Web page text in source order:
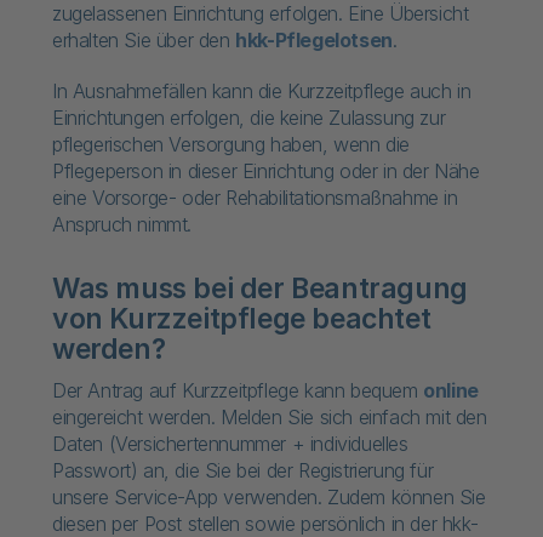
zugelassenen Einrichtung erfolgen. Eine Übersicht
erhalten Sie über den hkk-Pflegelotsen.
In Ausnahmefällen kann die Kurzzeitpflege auch in
Einrichtungen erfolgen, die keine Zulassung zur
pflegerischen Versorgung haben, wenn die
Pflegeperson in dieser Einrichtung oder in der Nähe
eine Vorsorge- oder Rehabilitationsmaßnahme in
Anspruch nimmt.
Was muss bei der Beantragung
von Kurzzeitpflege beachtet
werden?
Der Antrag auf Kurzzeitpflege kann bequem online
eingereicht werden. Melden Sie sich einfach mit den
Daten (Versichertennummer + individuelles
Passwort) an, die Sie bei der Registrierung für
unsere Service-App verwenden. Zudem können Sie
diesen per Post stellen sowie persönlich in der hkk-